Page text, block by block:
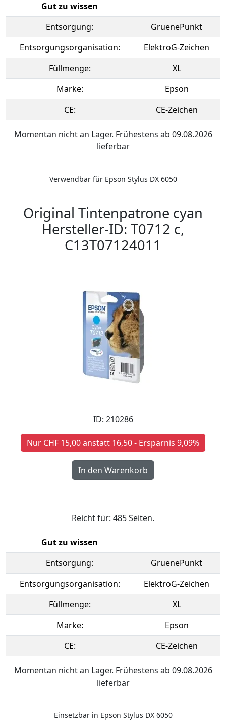
Gut zu wissen
Entsorgung:
GruenePunkt
Entsorgungsorganisation:
ElektroG-Zeichen
Füllmenge:
XL
Marke:
Epson
CE:
CE-Zeichen
Momentan nicht an Lager. Frühestens ab 09.08.2026
lieferbar
Verwendbar für Epson Stylus DX 6050
Original Tintenpatrone cyan
Hersteller-ID: T0712 c,
C13T07124011
ID: 210286
Nur CHF 15,00 anstatt 16,50 - Ersparnis 9,09%
Reicht für: 485 Seiten.
Gut zu wissen
Entsorgung:
GruenePunkt
Entsorgungsorganisation:
ElektroG-Zeichen
Füllmenge:
XL
Marke:
Epson
CE:
CE-Zeichen
Momentan nicht an Lager. Frühestens ab 09.08.2026
lieferbar
Einsetzbar in Epson Stylus DX 6050